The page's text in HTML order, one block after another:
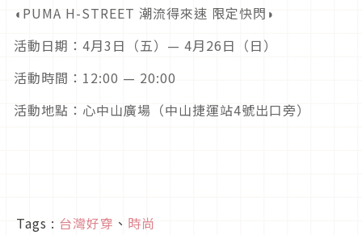
◖PUMA H-STREET 潮流得來速 限定快閃◗
活動日期：4月3日（五）— 4月26日（日）
活動時間：12:00 — 20:00
活動地點：心中山廣場（中山捷運站4號出口旁）
Tags : 台灣好穿 、 時尚